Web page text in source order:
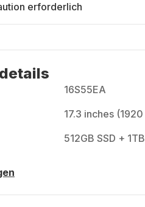
erforderlich
16S55EA
17.3 inches
512GB SSD +